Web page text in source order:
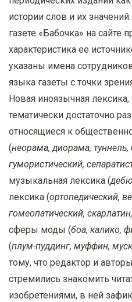
истории слов и их
газете «Бабочка» на сайте
характеристика ее
указаны имена
языка газеты с точки
Новая иноязычная лексика,
тематически достаточно
относящиеся к
(неорама, диорама, туннель,
гумористический,
музыкальная лексика (
лексика (ортопедический,
гомеопатический,
сферы моды (боа, калико,
(плум-пуддинг, муффин,
тому, что редактор и
стремились знакомить
изобретениями, в ней